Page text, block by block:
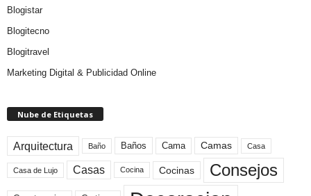
Blogistar
Blogitecno
Blogitravel
Marketing Digital & Publicidad Online
Nube de Etiquetas
Arquitectura Baño Baños Cama Camas Casa
Casa de Lujo Casas Cocina Cocinas Consejos